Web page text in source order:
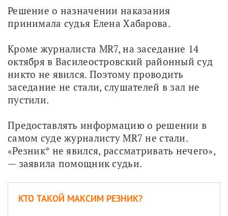
Решение о назначении наказания
принимала судья Елена Хабарова.
Кроме журналиста MR7, на заседание 14
октября в Василеостровский районный суд
никто не явился. Поэтому проводить
заседание не стали, слушателей в зал не
пустили.
Предоставлять информацию о решении в
самом суде журналисту MR7 не стали.
«Резник* не явился, рассматривать нечего»,
— заявила помощник судьи.
КТО ТАКОЙ МАКСИМ РЕЗНИК?